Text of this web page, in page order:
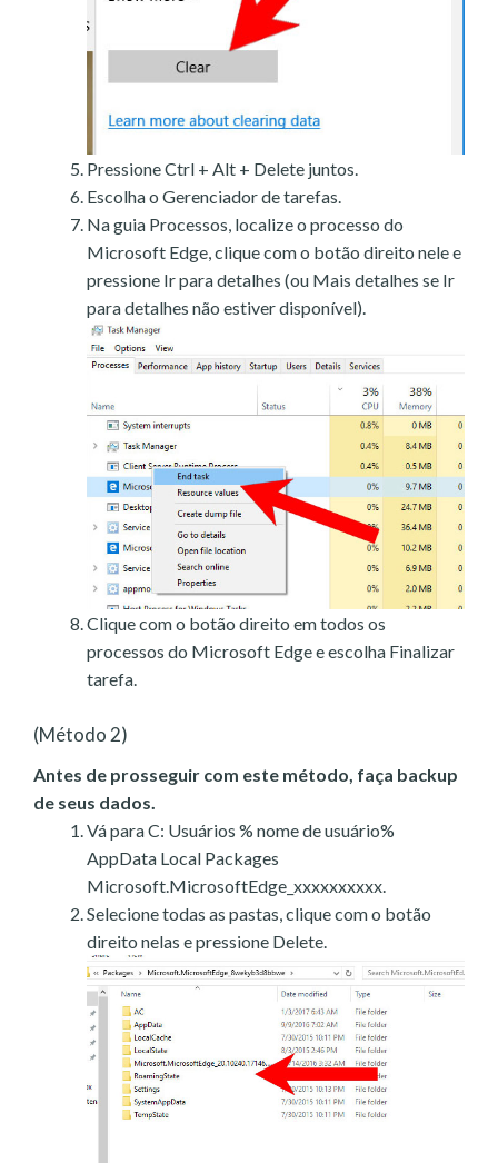
Pressione Ctrl + Alt + Delete juntos.
Escolha o Gerenciador de tarefas.
Na guia Processos, localize o processo do
Microsoft Edge, clique com o botão direito nele e
pressione Ir para detalhes (ou Mais detalhes se Ir
para detalhes não estiver disponível).
Clique com o botão direito em todos os
processos do Microsoft Edge e escolha Finalizar
tarefa.
(Método 2)
Antes de prosseguir com este método, faça backup
de seus dados.
Vá para C: Usuários % nome de usuário%
AppData Local Packages
Microsoft.MicrosoftEdge_xxxxxxxxxx.
Selecione todas as pastas, clique com o botão
direito nelas e pressione Delete.